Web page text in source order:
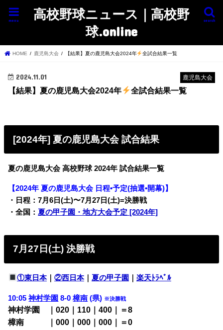
高校野球ニュース｜高校野
球.online
search
menu
HOME 鹿児島大会 【結果】夏の鹿児島大会2024年 全試合結果一覧
鹿児島大会
2024.11.01
【結果】夏の鹿児島大会2024年 全試合結果一覧
[2024年] 夏の鹿児島大会 試合結果
夏の鹿児島大会 高校野球 2024年 試合結果一覧
【2024年 夏の鹿児島大会 日程•予定(抽選•開幕)】
・日程：7月6日(土)〜7月27日(土)=決勝戦
・全国：夏の甲子園・地方大会予定 [2024年]
7月27日(土) 決勝戦
①東日本｜ ②西日本｜ 夏の甲子園 ｜ 楽天ﾄﾗﾍﾞﾙ
10:05神村学園 8-0樟南 (県) ※決勝戦
神村学園 ｜020｜110｜400｜＝8
樟南 ｜000｜000｜000｜＝0